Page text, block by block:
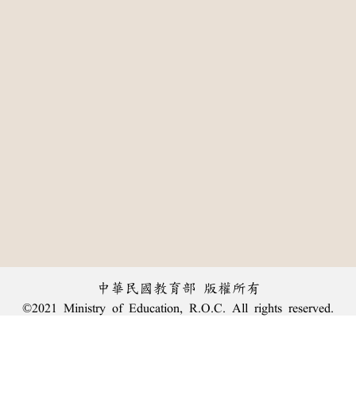
中華民國教育部 版權所有
©2021 Ministry of Education, R.O.C. All rights reserved.